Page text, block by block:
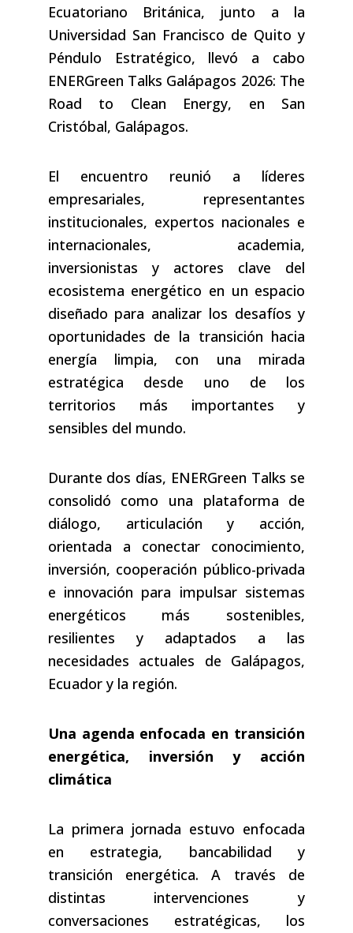
Ecuatoriano Británica, junto a la
Universidad San Francisco de Quito y
Péndulo Estratégico, llevó a cabo
ENERGreen Talks Galápagos 2026: The
Road to Clean Energy, en San
Cristóbal, Galápagos.
El encuentro reunió a líderes
empresariales, representantes
institucionales, expertos nacionales e
internacionales, academia,
inversionistas y actores clave del
ecosistema energético en un espacio
diseñado para analizar los desafíos y
oportunidades de la transición hacia
energía limpia, con una mirada
estratégica desde uno de los
territorios más importantes y
sensibles del mundo.
Durante dos días, ENERGreen Talks se
consolidó como una plataforma de
diálogo, articulación y acción,
orientada a conectar conocimiento,
inversión, cooperación público-privada
e innovación para impulsar sistemas
energéticos más sostenibles,
resilientes y adaptados a las
necesidades actuales de Galápagos,
Ecuador y la región.
Una agenda enfocada en transición
energética, inversión y acción
climática
La primera jornada estuvo enfocada
en estrategia, bancabilidad y
transición energética. A través de
distintas intervenciones y
conversaciones estratégicas, los